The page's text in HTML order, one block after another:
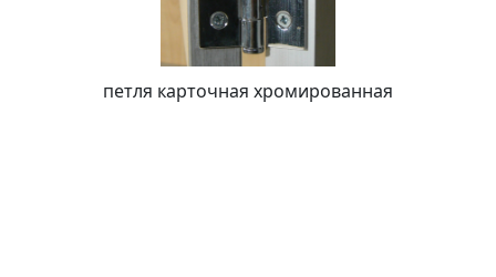
петля карточная хромированная